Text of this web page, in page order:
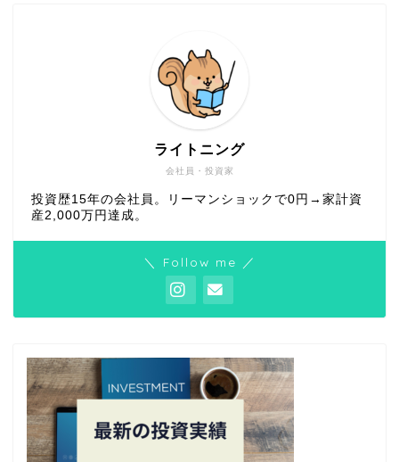
会社員・投資家
ライトニング
投資歴15年の会社員。リーマンショックで0円→家計資
産2,000万円達成。
＼ Follow me ／